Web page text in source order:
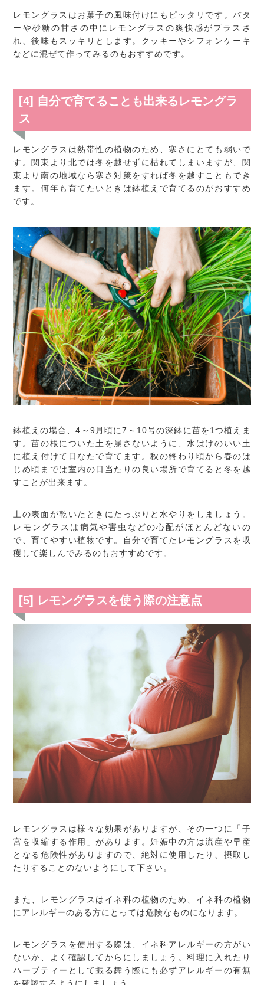
レモングラスはお菓子の風味付けにもピッタリです。バタ
ーや砂糖の甘さの中にレモングラスの爽快感がプラスさ
れ、後味もスッキリとします。クッキーやシフォンケーキ
などに混ぜて作ってみるのもおすすめです。
[4] 自分で育てることも出来るレモングラ
ス
レモングラスは熱帯性の植物のため、寒さにとても弱いで
す。関東より北では冬を越せずに枯れてしまいますが、関
東より南の地域なら寒さ対策をすれば冬を越すこともでき
ます。何年も育てたいときは鉢植えで育てるのがおすすめ
です。
鉢植えの場合、4～9月頃に7～10号の深鉢に苗を1つ植えま
す。苗の根についた土を崩さないように、水はけのいい土
に植え付けて日なたで育てます。秋の終わり頃から春のは
じめ頃までは室内の日当たりの良い場所で育てると冬を越
すことが出来ます。
土の表面が乾いたときにたっぷりと水やりをしましょう。
レモングラスは病気や害虫などの心配がほとんどないの
で、育てやすい植物です。自分で育てたレモングラスを収
穫して楽しんでみるのもおすすめです。
[5] レモングラスを使う際の注意点
レモングラスは様々な効果がありますが、その一つに「子
宮を収縮する作用」があります。妊娠中の方は流産や早産
となる危険性がありますので、絶対に使用したり、摂取し
たりすることのないようにして下さい。
また、レモングラスはイネ科の植物のため、イネ科の植物
にアレルギーのある方にとっては危険なものになります。
レモングラスを使用する際は、イネ科アレルギーの方がい
ないか、よく確認してからにしましょう。料理に入れたり
ハーブティーとして振る舞う際にも必ずアレルギーの有無
を確認するようにしましょう。